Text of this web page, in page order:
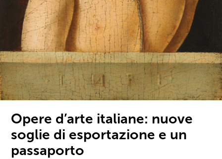
Opere d’arte italiane: nuove
soglie di esportazione e un
passaporto